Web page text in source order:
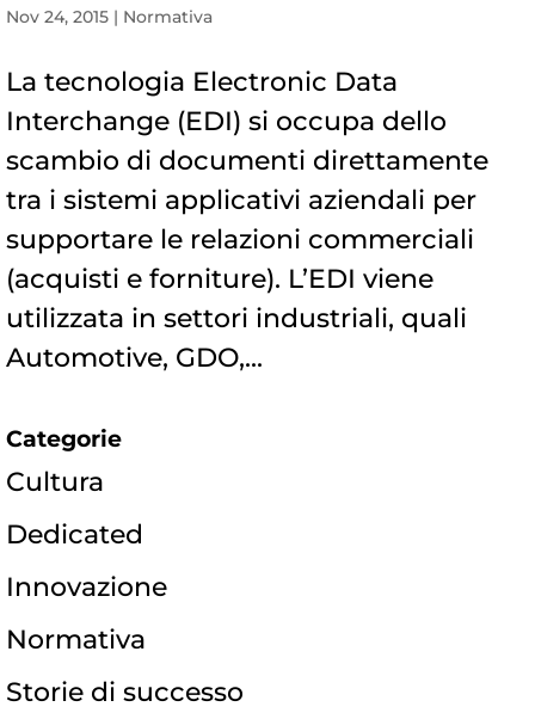
Nov 24, 2015 | Normativa
La tecnologia Electronic Data
Interchange (EDI) si occupa dello
scambio di documenti direttamente
tra i sistemi applicativi aziendali per
supportare le relazioni commerciali
(acquisti e forniture). L’EDI viene
utilizzata in settori industriali, quali
Automotive, GDO,...
Categorie
Cultura
Dedicated
Innovazione
Normativa
Storie di successo